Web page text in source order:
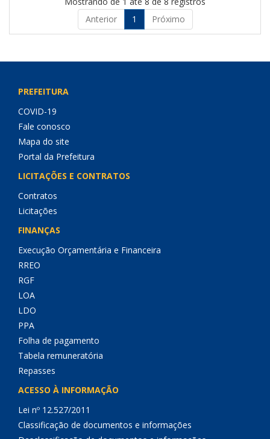
Anterior
1 Próximo
PREFEITURA
COVID-19
Fale conosco
Mapa do site
Portal da Prefeitura
LICITAÇÕES E CONTRATOS
Contratos
Licitações
FINANÇAS
Execução Orçamentária e Financeira
RREO
RGF
LOA
LDO
PPA
Folha de pagamento
Tabela remuneratória
Repasses
ACESSO À INFORMAÇÃO
Lei nº 12.527/2011
Classificação de documentos e informações